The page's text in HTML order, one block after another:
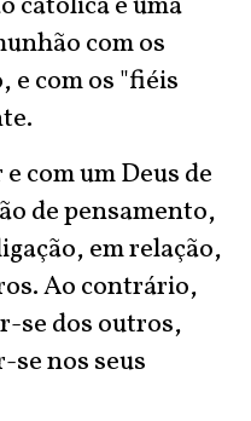
com os
e com os "fiéis
com um Deus de
de pensamento,
em relação,
Ao contrário,
se dos outros,
nos seus